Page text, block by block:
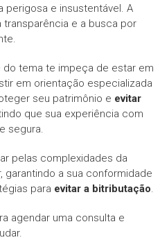
perigosa e insustentável. A
e a busca por
tema te impeça de estar em
em orientação especializada
seu patrimônio e evitar
que sua experiência com
segura.
pelas complexidades da
garantindo a sua conformidade
para evitar a bitributação.
agendar uma consulta e